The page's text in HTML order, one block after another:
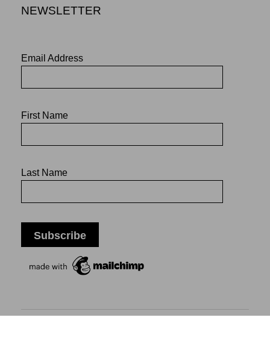
NEWSLETTER
Email Address
First Name
Last Name